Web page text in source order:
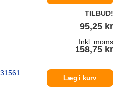
TILBUD!
95,25 kr
Inkl. moms
158,75 kr
På lager
Læg i kurv